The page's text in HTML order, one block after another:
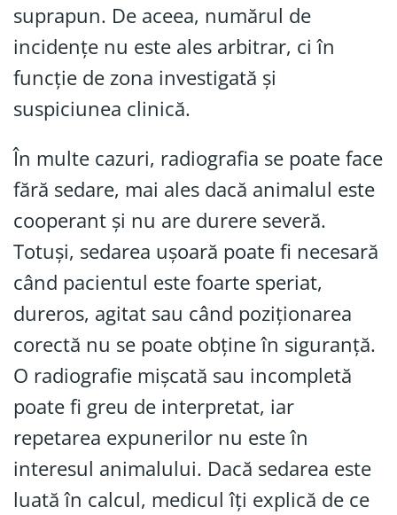
suprapun. De aceea, numărul de
incidențe nu este ales arbitrar, ci în
funcție de zona investigată și
suspiciunea clinică.
În multe cazuri, radiografia se poate face
fără sedare, mai ales dacă animalul este
cooperant și nu are durere severă.
Totuși, sedarea ușoară poate fi necesară
când pacientul este foarte speriat,
dureros, agitat sau când poziționarea
corectă nu se poate obține în siguranță.
O radiografie mișcată sau incompletă
poate fi greu de interpretat, iar
repetarea expunerilor nu este în
interesul animalului. Dacă sedarea este
luată în calcul, medicul îți explică de ce